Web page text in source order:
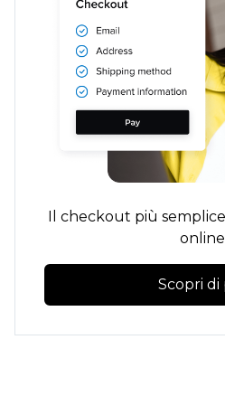
Il checkout più
online
Scopri di